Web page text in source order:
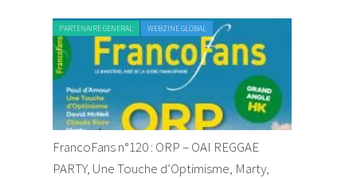
PARTENAIRE GENERAL WEBZINE GLOBAL
FrancoFans n°120 : ORP – OAI REGGAE
PARTY, Une Touche d’Optimisme, Marty,